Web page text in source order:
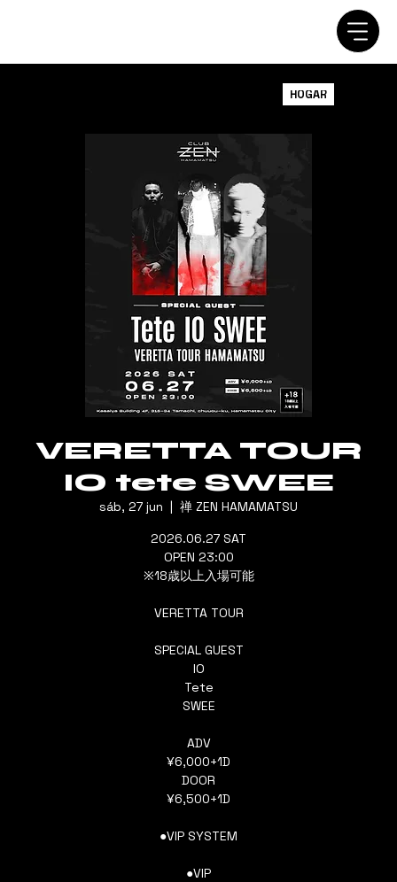
HOGAR
VERETTA TOUR
IO tete SWEE
sáb, 27 jun
  |
禅 ZEN HAMAMATSU
2026.06.27 SAT
OPEN 23:00
※18歳以上入場可能
VERETTA TOUR
SPECIAL GUEST
IO
Tete
SWEE
ADV
¥6,000+1D
DOOR
¥6,500+1D
●VIP SYSTEM
●VIP